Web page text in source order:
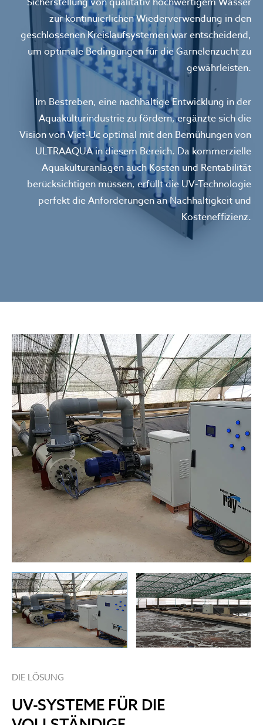
zur kontinuierlichen Wiederverwendung in den
geschlossenen Kreislaufsystemen war entscheidend,
um optimale Bedingungen für die Garnelenzucht zu
gewährleisten.
Im Bestreben, eine nachhaltige Entwicklung in der
Aquakulturindustrie zu fördern, ergänzte sich die
Vision von Viet-Uc optimal mit den Bemühungen von
ULTRAAQUA in diesem Bereich. Da kommerzielle
Aquakulturanlagen auch Kosten und Rentabilität
berücksichtigen müssen, erfüllt die UV-Technologie
perfekt die Anforderungen an Nachhaltigkeit und
Kosteneffizienz.
DIE LÖSUNG
UV-SYSTEME FÜR DIE